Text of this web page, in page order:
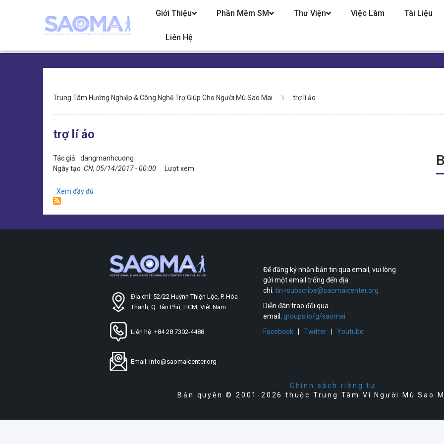
Giới Thiệu Phần Mềm SM Thư Viện Việc Làm Tài Liệu
Liên Hệ
hướng
Trung Tâm Hướng Nghiệp & Công Nghệ Trợ Giúp Cho Người Mù Sao Mai trợ lí ảo
trợ lí ảo
Tác giả
dangmanhcuong
Ngày tạo CN, 05/14/2017 - 00:00 Lượt xem
Xem đầy đủ
Địa chỉ: 52/22 Huỳnh Thiện Lộc, P. Hòa
Thạnh, Q. Tân Phú, HCM, Việt Nam
Liên hệ: +84 28 7302-4488
Email: info@saomaicenter.org
Để đăng ký nhận bản tin qua email, vui lòng
gửi một email trống đến địa
chỉ: tin+subscribe@saomaicenter.org
Diễn đàn trao đổi qua
email: groups.io/g/saomai
Facebook| Twitter| Youtube
Chính sách riêng tư
Bản quyền © 2001-2026 thuộc Trung Tâm Vì Người Mù Sao